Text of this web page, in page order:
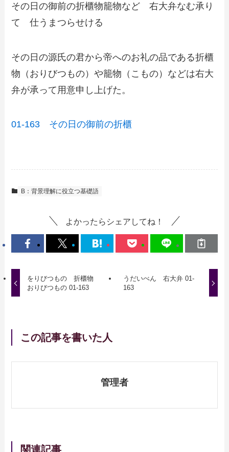
その日の御前の折櫃物籠物など 右大弁なむ承り
て 仕うまつらせける
その日の源氏の君から帝へのお礼の品である折櫃
物（おりびつもの）や籠物（こもの）などは右大
弁が承って用意申し上げた。
01-163 その日の御前の折櫃
B：背景理解に役立つ基礎語
よかったらシェアしてね！
をりびつもの 折櫃物
おりびつもの 01-163
うだいべん 右大弁 01-
163
この記事を書いた人
管理者
関連記事